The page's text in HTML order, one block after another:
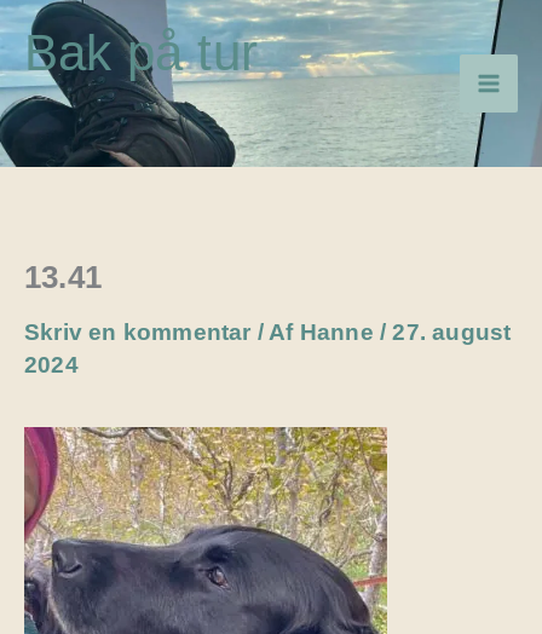
Gå
til
indholdet
Bak på tur
13.41
Skriv en kommentar / Af Hanne/27. august
2024